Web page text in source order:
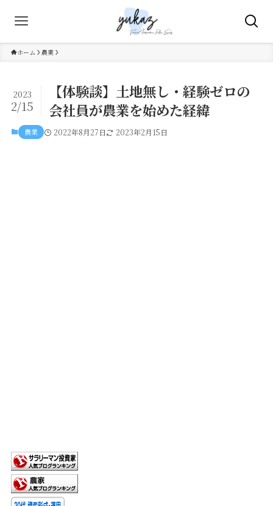
ホーム 農業
【体験談】土地無し・経験ゼロの
会社員が農業を始めた経緯
2023
2/15
農業 2022年8月27日 2023年2月15日